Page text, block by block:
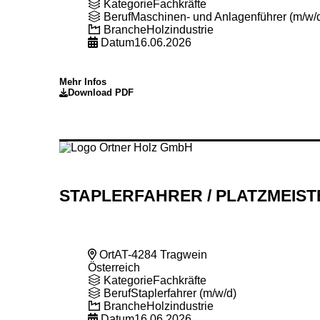
KategorieFachkräfte
BerufMaschinen- und Anlagenführer (m/w/
BrancheHolzindustrie
Datum16.06.2026
Mehr Infos
Download PDF
STAPLERFAHRER /
OrtAT-4284 Tragwein
Österreich
KategorieFachkräfte
BerufStaplerfahrer (m/w/d)
BrancheHolzindustrie